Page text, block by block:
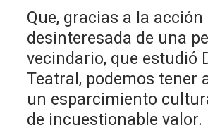
Que, gracias a la acción
desinteresada de una
vecindario, que estudió
Teatral, podemos tener
un esparcimiento
de incuestionable valor.